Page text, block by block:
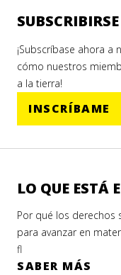
SUBSCRIBIRSE
¡Subscríbase ahora
cómo nuestros
a la tierra!
INSCRÍBAME
LO QUE ESTÁ
Por qué los derechos
para avanzar en
fl
SABER MÁS